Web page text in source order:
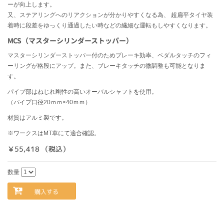
ーが向上します。
又、ステアリングへのリアクションが分かりやすくなる為、 超扁平タイヤ装
着時に段差をゆっくり通過したい時などの繊細な運転もしやすくなります。
MCS（マスターシリンダーストッパー）
マスターシリンダーストッパー付のためブレーキ効率、ペダルタッチのフィ
ーリングが格段にアップ。また、ブレーキタッチの微調整も可能となりま
す。
パイプ部はねじれ剛性の高いオーバルシャフトを使用。
（パイプ口径20ｍｍ×40ｍｍ）
材質はアルミ製です。
※ワークスはMT車にて適合確認。
￥55,418 （税込）
数量
購入する